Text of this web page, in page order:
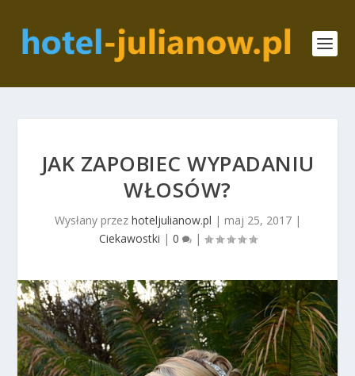
JAK ZAPOBIEC WYPADANIU
WŁOSÓW?
Wysłany przez hoteljulianow.pl | maj 25, 2017|
Ciekawostki | 0 |